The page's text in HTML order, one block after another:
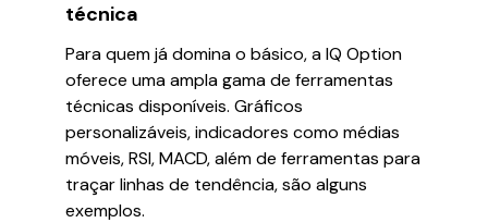
técnica
Para quem já domina o básico, a IQ Option
oferece uma ampla gama de ferramentas
técnicas disponíveis. Gráficos
personalizáveis, indicadores como médias
móveis, RSI, MACD, além de ferramentas para
traçar linhas de tendência, são alguns
exemplos.